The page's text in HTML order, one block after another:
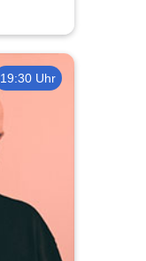
19:30 Uhr